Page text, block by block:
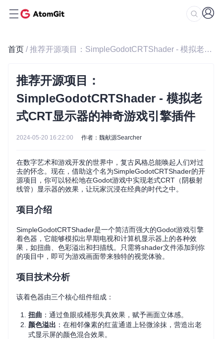
首页 / 推荐开源项目：SimpleGodotCRTShader - 模拟老式CRT显示器的神奇游戏引擎插件
推荐开源项目：
SimpleGodotCRTShader - 模拟老
式CRT显示器的神奇游戏引擎插件
2024-05-20 16:22:00 作者：魏献源Searcher
在数字艺术和游戏开发的世界中，复古风格总能唤起人们对过
去的怀念。现在，借助这个名为SimpleGodotCRTShader的开
源项目，你可以轻松地在Godot游戏中实现老式CRT（阴极射
线管）显示器的效果，让玩家沉浸在经典的时代之中。
项目介绍
SimpleGodotCRTShader是一个简洁而强大的Godot游戏引擎
着色器，它能够模拟出早期电视和计算机显示器上的各种效
果，如扭曲、色彩溢出和扫描线。只需将shader文件添加到你
的项目中，即可为游戏画面带来独特的视觉体验。
项目技术分析
该着色器由三个核心组件组成：
扭曲 ：通过鱼眼或桶形失真效果，赋予画面立体感。
颜色溢出 ：在相邻像素的红蓝通道上轻微涂抹，营造出老
式显示屏的颜色混合效果。